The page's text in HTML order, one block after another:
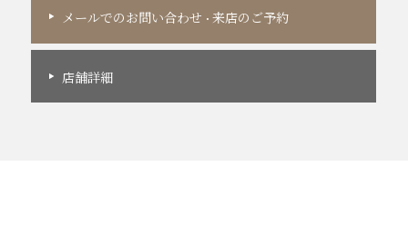
メールでのお問い合わせ ・来店のご予約
店舗詳細